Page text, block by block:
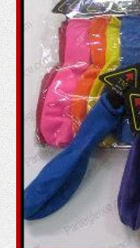
Hediye Kutuları
Hediye Torbaları
toptan yağmurluk
ÖZEL GÜNLER
Doğum Günü
Sevgililer Günü
OYUNCAKLAR